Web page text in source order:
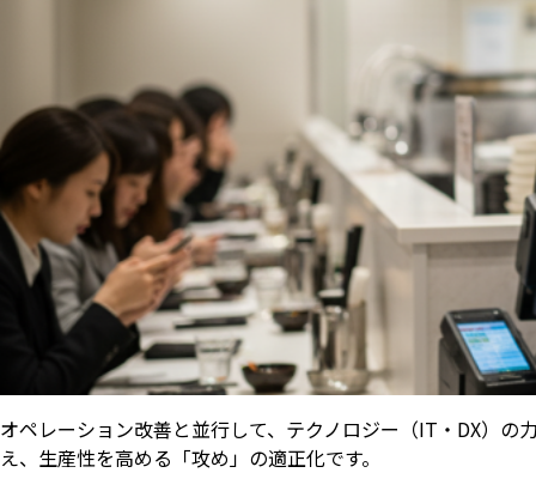
オペレーション改善と並行して、テクノロジー（IT・DX）
え、生産性を高める「攻め」の適正化です。